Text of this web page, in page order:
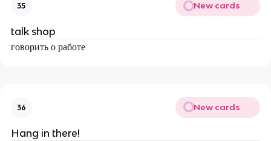
35 New cards
talk shop
говорить о работе
36 New cards
Hang in there!